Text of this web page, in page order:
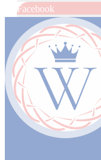
Facebook